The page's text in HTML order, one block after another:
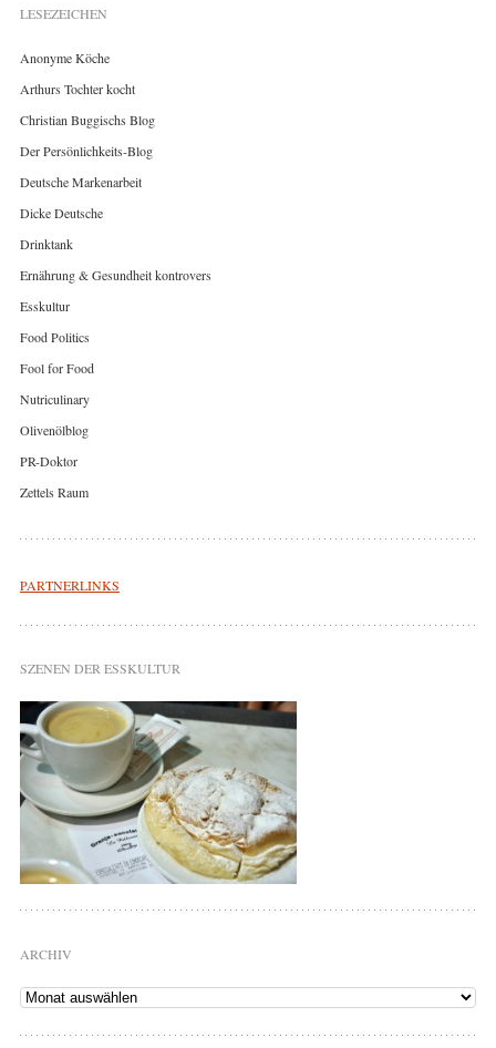
LESEZEICHEN
Anonyme Köche
Arthurs Tochter kocht
Christian Buggischs Blog
Der Persönlichkeits-Blog
Deutsche Markenarbeit
Dicke Deutsche
Drinktank
Ernährung & Gesundheit kontrovers
Esskultur
Food Politics
Fool for Food
Nutriculinary
Olivenölblog
PR-Doktor
Zettels Raum
PARTNERLINKS
SZENEN DER ESSKULTUR
ARCHIV
Archiv